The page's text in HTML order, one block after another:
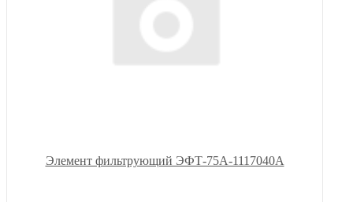
Элемент фильтрующий ЭФТ-75А-1117040А